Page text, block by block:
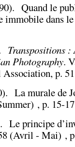
Quand le
immobile dans
Transpositions
Photography.
p. 51
La murale de
, p. 15-17
Le principe
(Avril - Mai) ,